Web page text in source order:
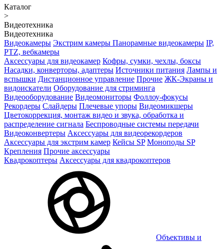
Каталог
>
Видеотехника
Видеотехника
Видеокамеры Экстрим камеры Панорамные видеокамеры IP,
PTZ, вебкамеры
Аксессуары для видеокамер Кофры, сумки, чехлы, боксы
Насадки, конверторы, адаптеры Источники питания Лампы и
вспышки Дистанционное управление Прочие ЖК-Экраны и
видоискатели Оборудование для стриминга
Видеооборудование Видеомониторы Фоллоу-фокусы
Рекордеры Слайдеры Плечевые упоры Видеомикшеры
Цветокоррекция, монтаж видео и звука, обработка и
распределение сигнала Беспроводные системы передачи
Видеоконвертеры Аксессуары для видеорекордеров
Аксессуары для экстрим камер Кейсы SP Моноподы SP
Крепления Прочие аксессуары
Квадрокоптеры Аксессуары для квадрокоптеров
Объективы и